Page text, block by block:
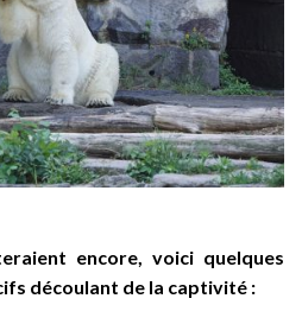
encore, voici quelques
découlant de la captivité :